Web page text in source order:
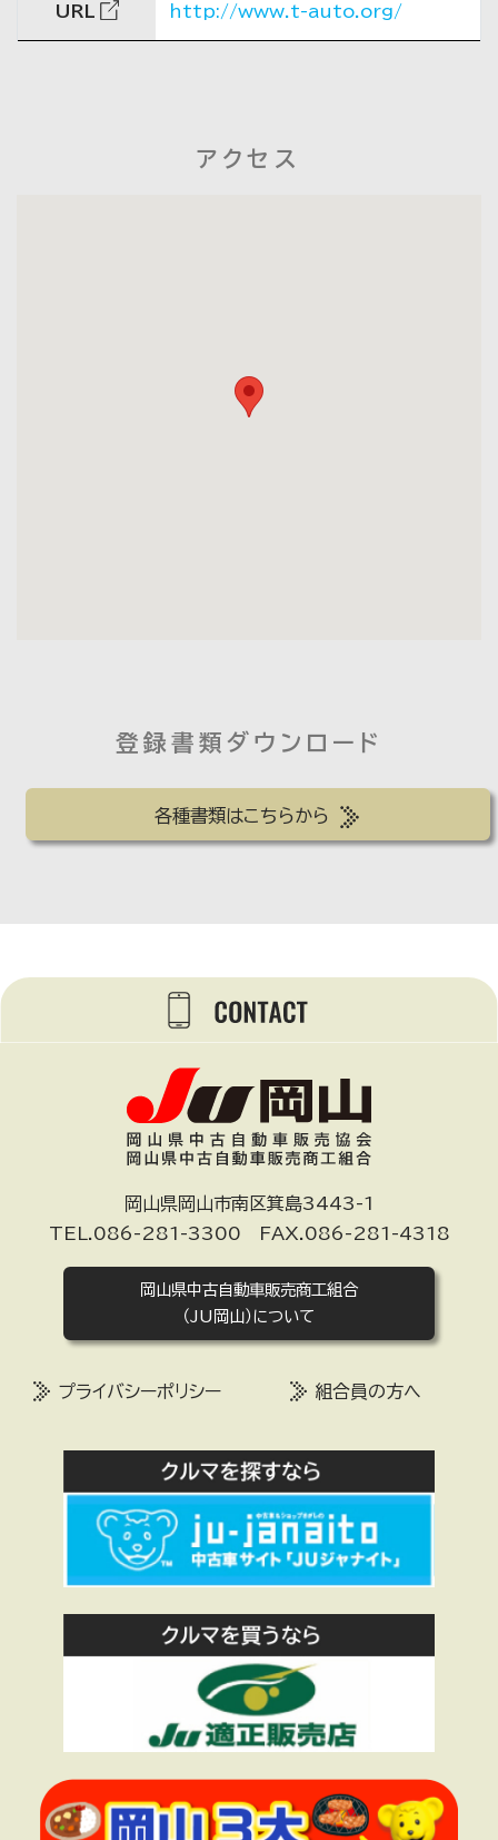
URL http://www.t-auto.org/
アクセス
登録書類ダウンロード
各種書類はこちらから
岡山県岡山市南区箕島3443-1
TEL.086-281-3300 FAX.086-281-4318
岡山県中古自動車販売商工組合
（JU岡山）について
プライバシーポリシー 組合員の方へ